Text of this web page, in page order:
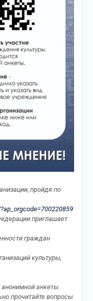
пройдя по
приглашает
граждан
культуры,
анкеты.
прочитайте вопросы